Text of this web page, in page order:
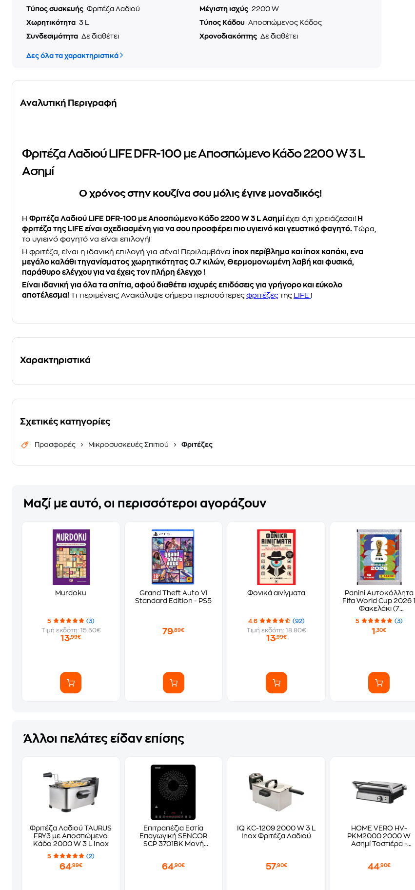
Τύπος συσκευής Φριτέζα Λαδιού Μέγιστη ισχύς 2200 W
Χωρητικότητα 3 L Τύπος Κάδου Αποσπώμενος Κάδος
Συνδεσιμότητα Δε διαθέτει Χρονοδιακόπτης Δε διαθέτει
Δες όλα τα χαρακτηριστικά
Αναλυτική Περιγραφή
Φριτέζα Λαδιού LIFE DFR-100 με Αποσπώμενο Κάδο 2200 W 3 L
Ασημί
Ο χρόνος στην κουζίνα σου μόλις έγινε μοναδικός!
Η Φριτέζα Λαδιού LIFE DFR-100 με Αποσπώμενο Κάδο 2200 W 3 L Ασημί έχει ό,τι χρειάζεσαι! H
φριτέζα της LIFE είναι σχεδιασμένη για να σου προσφέρει πιο υγιεινό και γευστικό φαγητό. Tώρα,
το υγιεινό φαγητό να είναι επιλογή!
Η φριτέζα, είναι η ιδανική επιλογή για σένα! Περιλαμβάνει inox περίβλημα και inox καπάκι, ενα
μεγάλο καλάθι τηγανίσματος χωρητικότητας 0.7 κιλών, Θερμομονωμένη λαβή και φυσικά,
παράθυρο ελέγχου για να έχεις τον πλήρη έλεγχο !
Είναι ιδανική για όλα τα σπίτια, αφού διαθέτει ισχυρές επιδόσεις για γρήγορο και εύκολο
αποτέλεσμα! Τι περιμένεις; Ανακάλυψε σήμερα περισσότερες φριτέζες της LIFE !
Χαρακτηριστικά
Σχετικές κατηγορίες
Προσφορές Μικροσυσκευές Σπιτιού Φριτέζες
Μαζί με αυτό, οι περισσότεροι αγοράζουν
Murdoku
5
(3)
Τιμή εκδότη: 15.50€
13,99€
Grand Theft Auto VI
Standard Edition - PS5
79,89€
Φονικά αινίγματα
4.6
(92)
Τιμή εκδότη: 18.80€
13,99€
Panini Αυτοκόλλητα
Fifa World Cup 2026 1
Φακελάκι (7
Αυτοκόλλητα)
5 (3)
1,30€
Άλλοι πελάτες είδαν επίσης
Φριτέζα Λαδιού TAURUS
FRY3 με Αποσπώμενο
Κάδο 2000 W 3 L Inox
5 (2)
64,99€
Επιτραπέζια Εστία
Επαγωγική SENCOR
SCP 3701BK Μονή
64,90€
IQ KC-1209 2000 W 3 L
Inox Φριτέζα Λαδιού
57,90€
HOME VERO HV-
PKM2000 2000 W
Ασημί Τοστιέρα -
44,90€